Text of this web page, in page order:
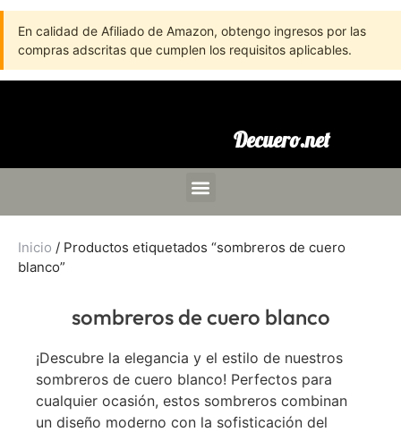
En calidad de Afiliado de Amazon, obtengo ingresos por las
compras adscritas que cumplen los requisitos aplicables.
Decuero.net
Inicio / Productos etiquetados “sombreros de cuero
blanco”
sombreros de cuero blanco
¡Descubre la elegancia y el estilo de nuestros
sombreros de cuero blanco! Perfectos para
cualquier ocasión, estos sombreros combinan
un diseño moderno con la sofisticación del